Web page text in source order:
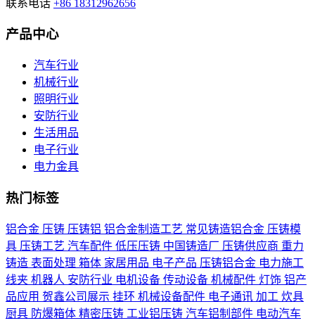
联系电话 +86 18312962656
产品中心
汽车行业
机械行业
照明行业
安防行业
生活用品
电子行业
电力金具
热门标签
铝合金 压铸 压铸铝 铝合金制造工艺 常见铸造铝合金 压铸模
具 压铸工艺 汽车配件 低压压铸 中国铸造厂 压铸供应商 重力
铸造 表面处理 箱体 家居用品 电子产品 压铸铝合金 电力施工
线夹 机器人 安防行业 电机设备 传动设备 机械配件 灯饰 铝产
品应用 贺鑫公司展示 挂环 机械设备配件 电子通讯 加工 炊具
厨具 防爆箱体 精密压铸 工业铝压铸 汽车铝制部件 电动汽车